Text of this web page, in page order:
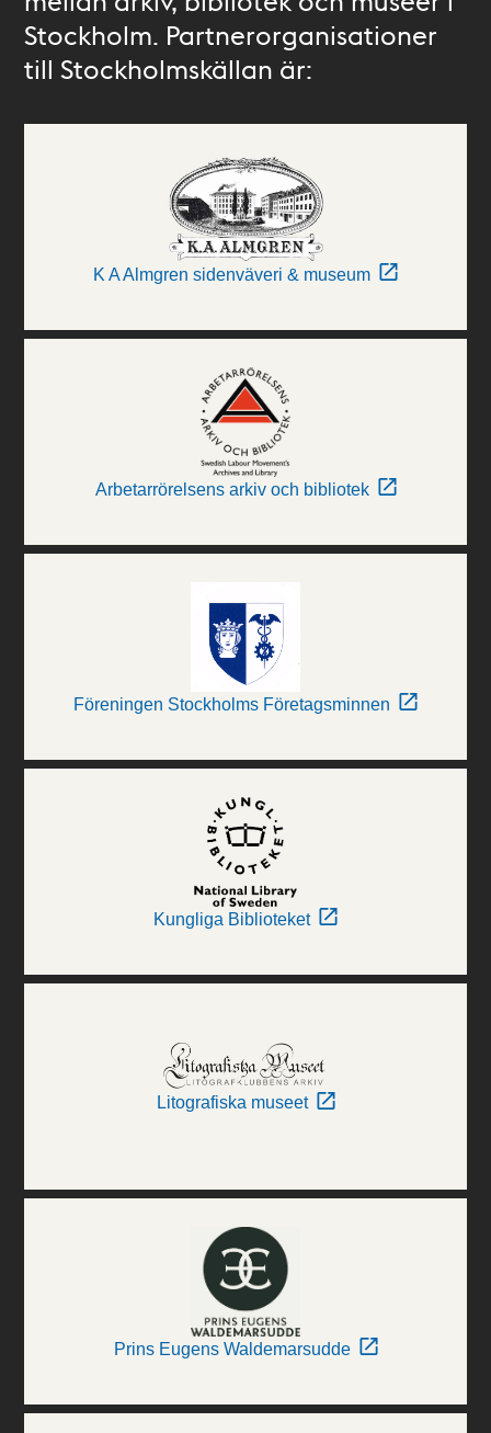
Stockholm. Partnerorganisationer
till Stockholmskällan är:
K A Almgren sidenväveri & museum
Arbetarrörelsens arkiv och bibliotek
Föreningen Stockholms Företagsminnen
Kungliga Biblioteket
Litografiska museet
Prins Eugens Waldemarsudde